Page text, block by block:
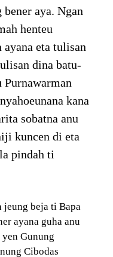
bener aya. Ngan
henteu
ayana eta tulisan
dina batu-
kana
sobatna anu
kuncen di eta
pindah ti
jeung beja ti Bapa
ayana guha anu
Gunung
Cibodas